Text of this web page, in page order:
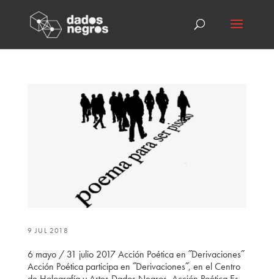
9 JUL 2018
6 mayo / 31 julio 2017 Acción Poética en ˝Derivaciones˝
Acción Poética participa en ˝Derivaciones˝, en el Centro